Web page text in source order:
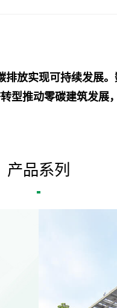
放实现可持续发展
型推动零碳建筑发展
产品系列